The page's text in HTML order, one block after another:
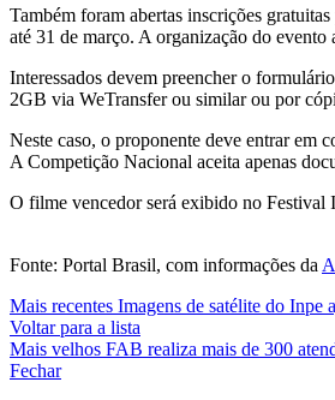
Também foram abertas inscrições
até 31 de março. A organização do
Interessados devem preencher o
2GB via WeTransfer ou similar ou por
Neste caso, o proponente deve entrar em
A Competição Nacional aceita apenas
O filme vencedor será exibido no Festival
Fonte: Portal Brasil, com informações da
Mais recentes Imagens de satélite do Inpe
Voltar para a lista
Mais velhos FAB realiza mais de 300
Fechar